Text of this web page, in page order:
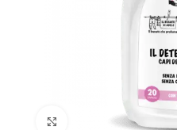
Click to enlarge